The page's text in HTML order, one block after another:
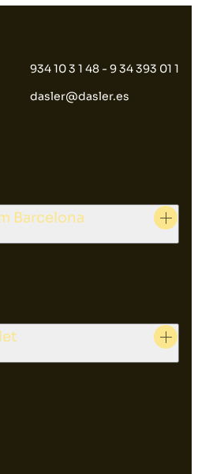
934 10 3 1 48 - 9 34 393 01 1
dasler@dasler.es
Barcelona